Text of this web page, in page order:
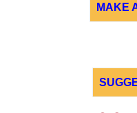
MAKE